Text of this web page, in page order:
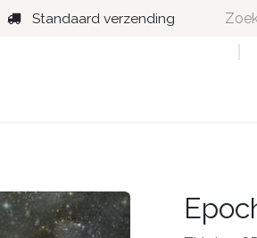
Standaard verzending